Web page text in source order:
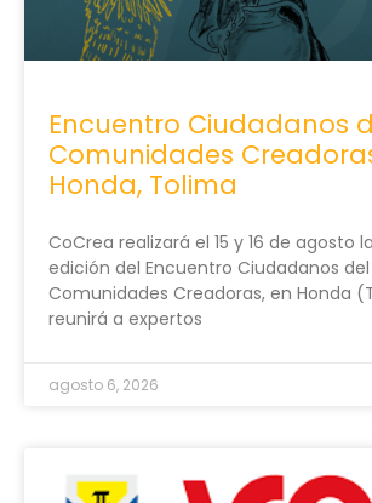
Encuentro Ciudadanos
Comunidades
Honda, Tolima
CoCrea realizará el 15 y 16 de agosto
edición del Encuentro Ciudadanos del
Comunidades Creadoras, en Honda
reunirá a expertos
agosto 6, 2026